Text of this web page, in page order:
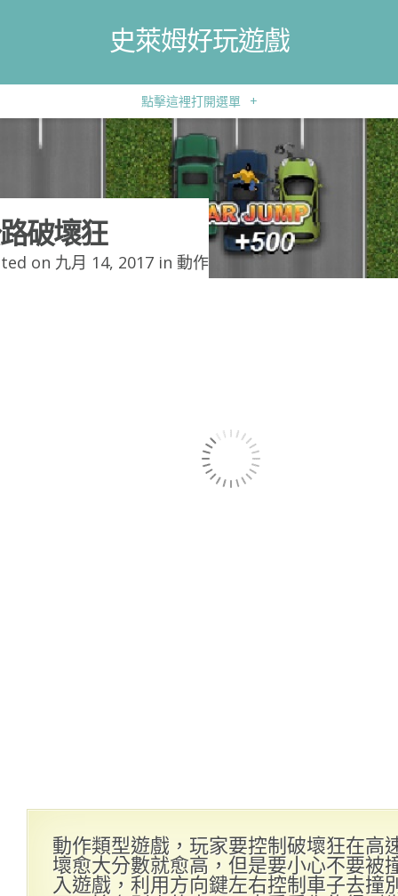
史萊姆好玩遊戲
點擊這裡打開選單 +
破壞狂
on 九月 14, 2017 in 動作
動作類型遊戲，玩家要控制破壞狂在高
壞愈大分數就愈高，但是要小心不要被
入遊戲，利用方向鍵左右控制車子去撞